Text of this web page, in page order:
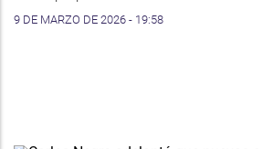
9 DE MARZO DE 2026 - 19:58